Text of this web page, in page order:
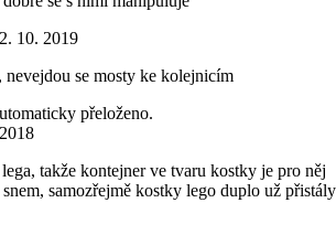
10. 2019
se mosty ke kolejnicím
přeloženo.
takže kontejner ve tvaru kostky je pro něj
samozřejmě kostky lego duplo už přistály